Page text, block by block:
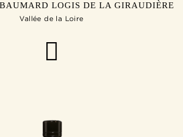
LOGIS DE LA GIRAUDIÈRE
Vallée de la Loire